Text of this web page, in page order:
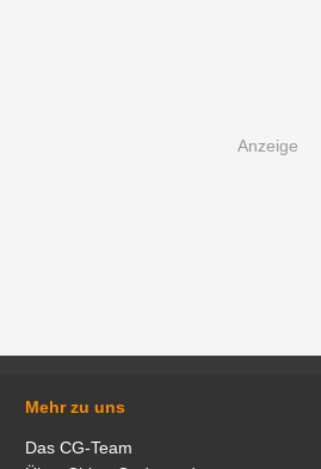
Mehr zu uns
Das CG-Team